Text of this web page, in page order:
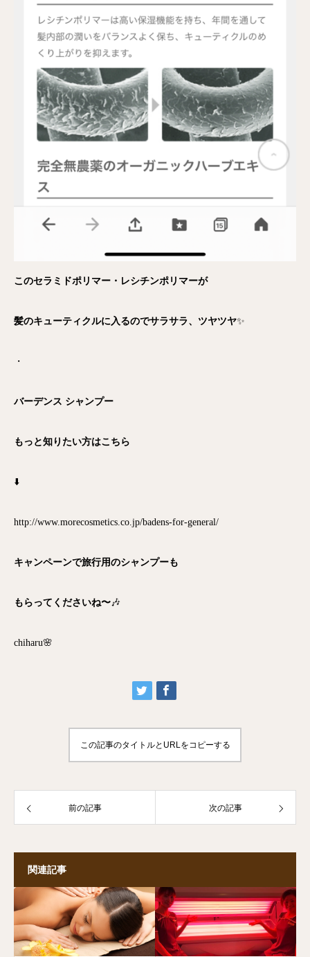
このセラミドポリマー・レシチンポリマーが
髪のキューティクルに入るのでサラサラ、ツヤツヤ✨
・
バーデンス シャンプー
もっと知りたい方はこちら
⬇️
http://www.morecosmetics.co.jp/badens-for-general/
キャンペーンで旅行用のシャンプーも
もらってくださいね〜🎶
chiharu🌸
この記事のタイトルとURLをコピーする
前の記事 次の記事
関連記事